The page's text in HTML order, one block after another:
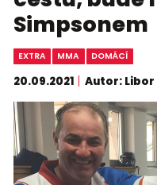
Simpsonem
EXTRA MMA DOMÁCÍ
20.09.2021 Autor: Libor